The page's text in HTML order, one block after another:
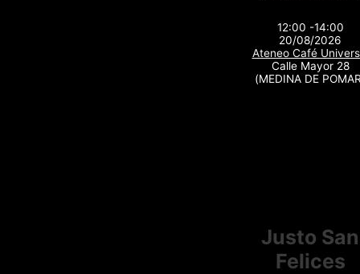
12:00 -14:00
20/08/2026
Ateneo Café
Calle Mayor 28
(MEDINA DE
Justo San
Felices